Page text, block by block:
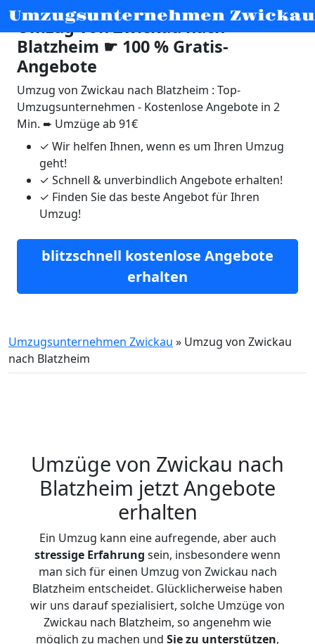
Umzugsunternehmen Zwickau
Umzug von Zwickau nach
Blatzheim ☛ 100 % Gratis-
Angebote
Umzug von Zwickau nach Blatzheim : Top-
Umzugsunternehmen - Kostenlose Angebote in 2
Min. ➨ Umzüge ab 91€
✓ Wir helfen Ihnen, wenn es um Ihren Umzug
geht!
✓ Schnell & unverbindlich Angebote erhalten!
✓ Finden Sie das beste Angebot für Ihren
Umzug!
blitzschnell kostenlose Angebote
erhalten
Umzugsunternehmen Zwickau » Umzug von Zwickau
nach Blatzheim
Umzüge von Zwickau nach
Blatzheim jetzt Angebote
erhalten
Ein Umzug kann eine aufregende, aber auch
stressige Erfahrung sein, insbesondere wenn
man sich für einen Umzug von Zwickau nach
Blatzheim entscheidet. Glücklicherweise haben
wir uns darauf spezialisiert, solche Umzüge von
Zwickau nach Blatzheim, so angenehm wie
möglich zu machen und Sie zu unterstützen,